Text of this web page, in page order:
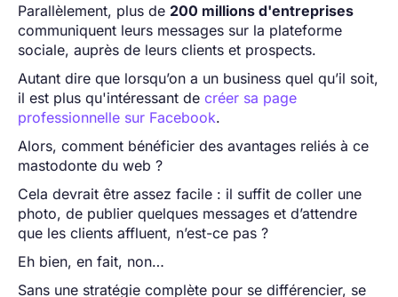
Parallèlement, plus de 200 millions d'entreprises
communiquent leurs messages sur la plateforme
sociale, auprès de leurs clients et prospects.
Autant dire que lorsqu’on a un business quel qu’il soit,
il est plus qu'intéressant de créer sa page
professionnelle sur Facebook.
Alors, comment bénéficier des avantages reliés à ce
mastodonte du web ?
Cela devrait être assez facile : il suffit de coller une
photo, de publier quelques messages et d’attendre
que les clients affluent, n’est-ce pas ?
Eh bien, en fait, non…
Sans une stratégie complète pour se différencier, se